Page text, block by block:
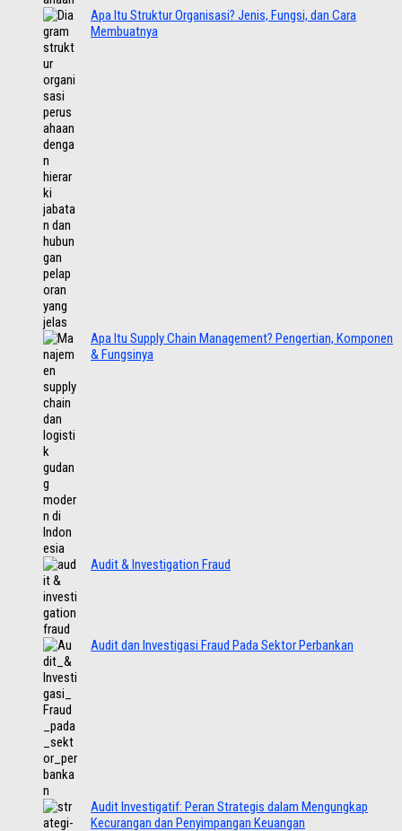
Apa Itu Struktur Organisasi? Jenis, Fungsi, dan Cara
Membuatnya
Apa Itu Supply Chain Management? Pengertian, Komponen
& Fungsinya
Audit & Investigation Fraud
Audit dan Investigasi Fraud Pada Sektor Perbankan
Audit Investigatif: Peran Strategis dalam Mengungkap
Kecurangan dan Penyimpangan Keuangan